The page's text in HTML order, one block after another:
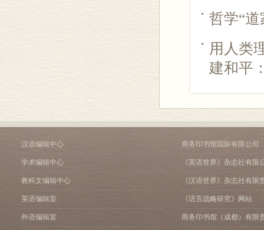
哲学“道
用人类
建和平
汉语编辑中心
学术编辑中心
教科文编辑中心
英语编辑室
外语编辑室
商务印书馆国际有限公司
《英语世界》杂志社有限
《汉语世界》杂志社有限
《语言战略研究》网站
商务印书馆（成都）有限